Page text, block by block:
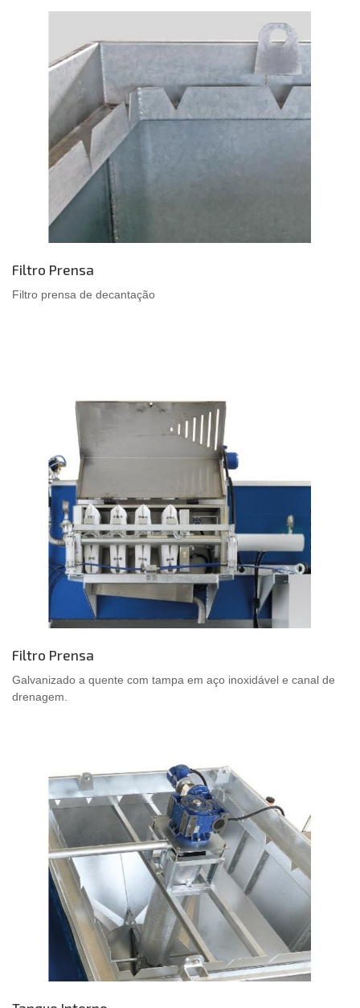
Filtro Prensa
Filtro prensa de decantação
Filtro Prensa
Galvanizado a quente com tampa em aço inoxidável e canal de
drenagem.